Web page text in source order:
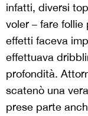
infatti, diversi
voler – fare follie
effetti faceva
effettuava
profondità.
scatenò una
prese parte